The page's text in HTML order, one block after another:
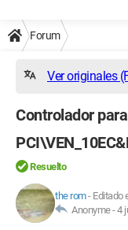
Forum
Ver originales
Controlador para
Resuelto
the rom- Editado
Anonyme -4